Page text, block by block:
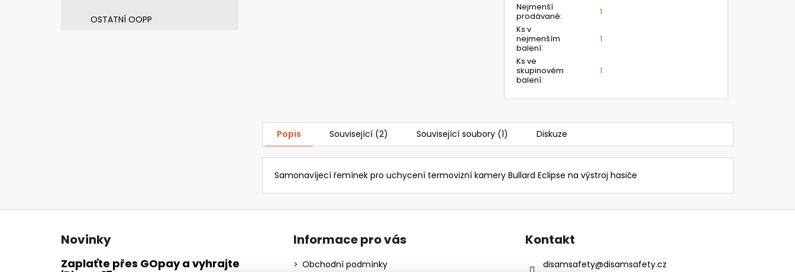
OSTATNÍ OOPP
Nejmenší
prodávané:
1
Ks v
nejmenším
balení:
1
Ks ve
skupinovém
balení:
1
Popis Související (2) Související soubory (1) Diskuze
Samonavíjecí řemínek pro uchycení termovizní kamery Bullard Eclipse na výstroj hasiče
Z
Novinky
Zaplaťte přes GOpay a vyhrajte
Informace pro vás
Obchodní podmínky
Kontakt
disamsafety@disamsafety.cz